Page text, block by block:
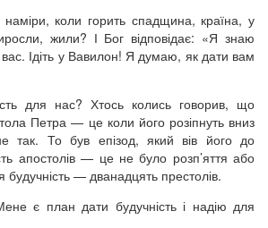
коли горить спадщина, країна, у
жили? І Бог відповідає: «Я знаю
Ідіть у Вавилон! Я думаю, як дати вам
для нас? Хтось колись говорив, що
Петра — це коли його розіпнуть вниз
так. То був епізод, який вів його до
апостолів — це не було розп’яття або
будучність — дванадцять престолів.
є план дати будучність і надію для